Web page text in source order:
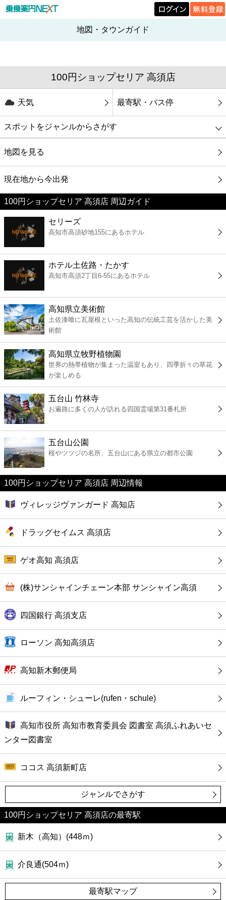
地図・タウンガイド
100円ショップセリア 高須店
天気 最寄駅・バス停
スポットをジャンルからさがす
グルメ
映画
美容
コンビニ
薬局
スーパー
エンタメ
レジャー
書店
ファミレス
カフェ
ショッピング
銀行
公共
病院
ホテル
地図を見る
現在地から今出発
100円ショップセリア 高須店 周辺ガイド
セリーズ
高知市高須砂地155にあるホテル
ホテル土佐路・たかす
高知市高須2丁目6-55にあるホテル
高知県立美術館
土佐漆喰に瓦屋根といった高知の伝統工芸を活かした美
術館
高知県立牧野植物園
世界の熱帯植物が集まった温室もあり、四季折々の草花
が楽しめる
五台山 竹林寺
お遍路に多くの人が訪れる四国霊場第31番札所
五台山公園
桜やツツジの名所、五台山にある県立の都市公園
100円ショップセリア 高須店 周辺情報
ヴィレッジヴァンガード 高知店
ドラッグセイムス 高須店
ゲオ高知 高須店
(株)サンシャインチェーン本部 サンシャイン高須
四国銀行 高須支店
ローソン 高知高須店
高知新木郵便局
ルーフィン・シューレ(rufen・schule)
高知市役所 高知市教育委員会 図書室 高須ふれあいセ
ンター図書室
ココス 高須新町店
ジャンルでさがす
100円ショップセリア 高須店の最寄駅
新木（高知）(448ｍ)
介良通(504ｍ)
最寄駅マップ